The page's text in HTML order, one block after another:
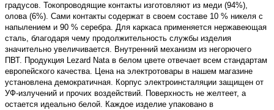
градусов. Токопроводящие контакты изготовляют из меди (94%),
олова (6%). Сами контакты содержат в своем составе 10 % никеля с
напылением и 90 % серебра. Для каркаса применяется нержавеющая
сталь, благодаря чему продолжительность службы изделия
значительно увеличивается. Внутренний механизм из негорючего
ПВТ. Продукция Lezard Nata в белом цвете отвечает всем стандартам
европейского качества. Цена на электротовары в нашем магазине
установлена демократичная. Корпус электроинсталяции защищен от
УФ-излучений и прочих воздействий. Поверхность не желтеет, а
остается идеально белой. Каждое изделие упаковано в